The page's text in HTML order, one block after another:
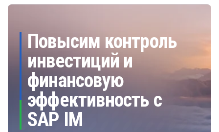
Повысим контроль
инвестиций и
финансовую
эффективность с
SAP IM